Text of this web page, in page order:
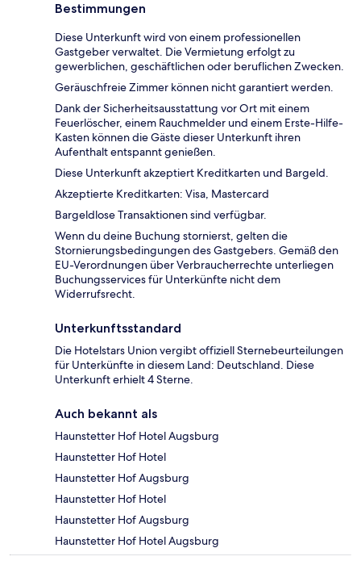
Bestimmungen
Diese Unterkunft wird von einem professionellen
Gastgeber verwaltet. Die Vermietung erfolgt zu
gewerblichen, geschäftlichen oder beruflichen Zwecken.
Geräuschfreie Zimmer können nicht garantiert werden.
Dank der Sicherheitsausstattung vor Ort mit einem
Feuerlöscher, einem Rauchmelder und einem Erste-Hilfe-
Kasten können die Gäste dieser Unterkunft ihren
Aufenthalt entspannt genießen.
Diese Unterkunft akzeptiert Kreditkarten und Bargeld.
Akzeptierte Kreditkarten: Visa, Mastercard
Bargeldlose Transaktionen sind verfügbar.
Wenn du deine Buchung stornierst, gelten die
Stornierungsbedingungen des Gastgebers. Gemäß den
EU-Verordnungen über Verbraucherrechte unterliegen
Buchungsservices für Unterkünfte nicht dem
Widerrufsrecht.
Unterkunftsstandard
Die Hotelstars Union vergibt offiziell Sternebeurteilungen
für Unterkünfte in diesem Land: Deutschland. Diese
Unterkunft erhielt 4 Sterne.
Auch bekannt als
Haunstetter Hof Hotel Augsburg
Haunstetter Hof Hotel
Haunstetter Hof Augsburg
Haunstetter Hof Hotel
Haunstetter Hof Augsburg
Haunstetter Hof Hotel Augsburg